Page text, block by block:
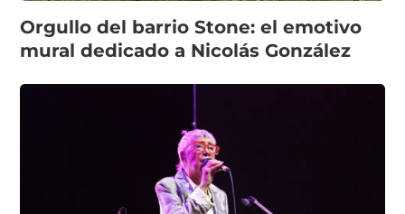
Orgullo del barrio Stone: el emotivo
mural dedicado a Nicolás González